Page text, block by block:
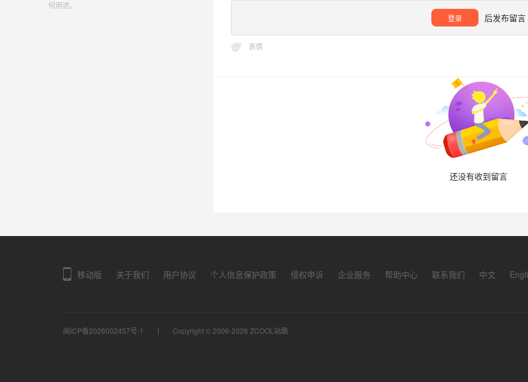
何用途。
登录 后发布留言
表情
还没有收到留言
移动版 关于我们 用户协议 个人信息保护政策 侵权申诉 企业服务 帮助中心 联系我们 中文
闽ICP备2026002457号-1 Copyright © 2006-2026 ZCOOL站酷